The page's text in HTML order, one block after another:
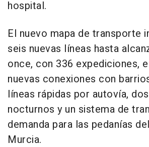
hospital.
El nuevo mapa de transporte
seis nuevas líneas hasta
once, con 336 expediciones,
nuevas conexiones con
líneas rápidas por autovía,
nocturnos y un sistema de
demanda para las pedanías
Murcia.